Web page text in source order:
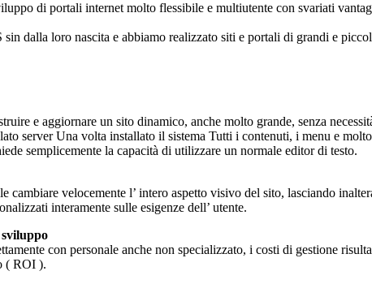
di portali internet molto flessibile e multiutente con svariati
dalla loro nascita e abbiamo realizzato siti e portali di grandi e
e aggiornare un sito dinamico, anche molto grande, senza
server Una volta installato il sistema Tutti i contenuti, i menu e
semplicemente la capacità di utilizzare un normale editor di testo.
cambiare velocemente l’ intero aspetto visivo del sito, lasciando
interamente sulle esigenze dell’ utente.
sviluppo
con personale anche non specializzato, i costi di gestione
( ROI ).